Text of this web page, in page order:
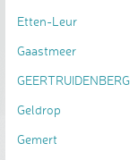
Etten-Leur
Gaastmeer
GEERTRUIDENBERG
Geldrop
Gemert